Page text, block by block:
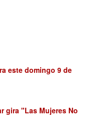
este domingo 9 de
gira "Las Mujeres No